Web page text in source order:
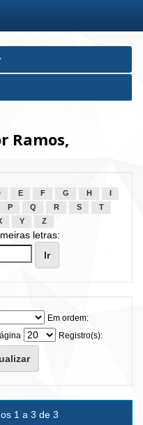
Ramos,
E F G H
P Q R S
T
Y Z
letras:
Em ordem:
Registro(s):
1 a 3 de 3